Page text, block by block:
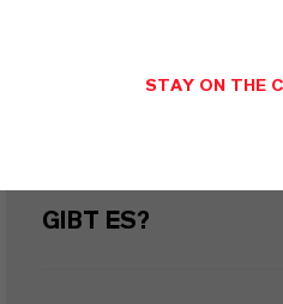
HERGESTELLT?
GIBT ES?
STAY ON THE